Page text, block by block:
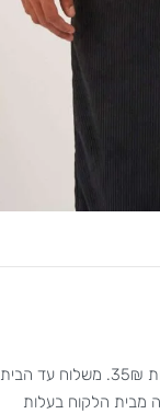
משלוח חינם בקנייה מעל 499₪. משלוח בעלות 35₪. משלוח עד הבית
מבית הלקוח בעלות